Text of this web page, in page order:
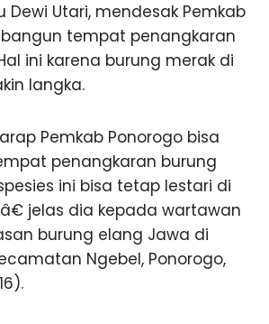
Dewi Utari, mendesak Pemkab
tempat penangkaran
ini karena burung merak di
langka.
Pemkab Ponorogo bisa
penangkaran burung
ini bisa tetap lestari di
jelas dia kepada wartawan
burung elang Jawa di
Ngebel, Ponorogo,